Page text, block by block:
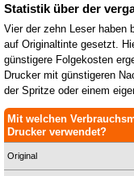
Statistik über der
Vier der zehn Leser haben
auf Originaltinte gesetzt.
günstigere Folgekosten
Drucker mit günstigeren
der Spritze oder einem
Mit welchen
Drucker verwendet?
Original